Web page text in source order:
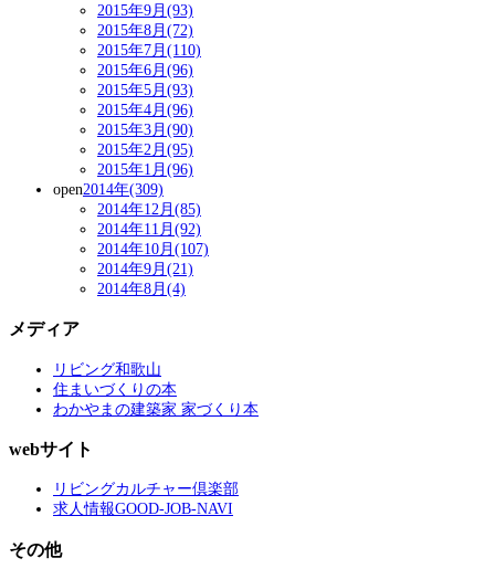
2015年9月(93)
2015年8月(72)
2015年7月(110)
2015年6月(96)
2015年5月(93)
2015年4月(96)
2015年3月(90)
2015年2月(95)
2015年1月(96)
open2014年(309)
2014年12月(85)
2014年11月(92)
2014年10月(107)
2014年9月(21)
2014年8月(4)
メディア
リビング和歌山
住まいづくりの本
わかやまの建築家 家づくり本
webサイト
リビングカルチャー倶楽部
求人情報GOOD-JOB-NAVI
その他